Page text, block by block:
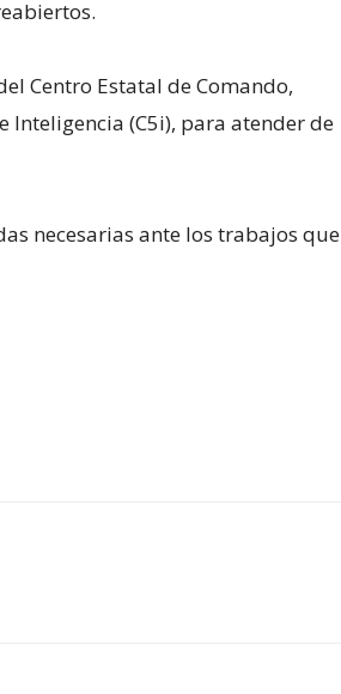
Centro Estatal de Comando,
Inteligencia (C5i), para atender de
necesarias ante los trabajos que